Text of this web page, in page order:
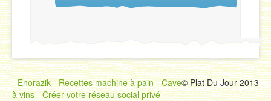
© Plat Du Jour 2013
-Enorazik-Recettes machine à pain-Cave
à vins-Créer votre réseau social privé